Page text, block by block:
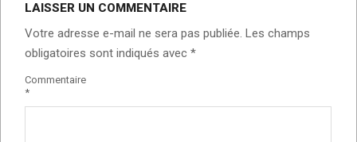
LAISSER UN COMMENTAIRE
Votre adresse e-mail ne sera pas publiée. Les champs
obligatoires sont indiqués avec *
Commentaire
*